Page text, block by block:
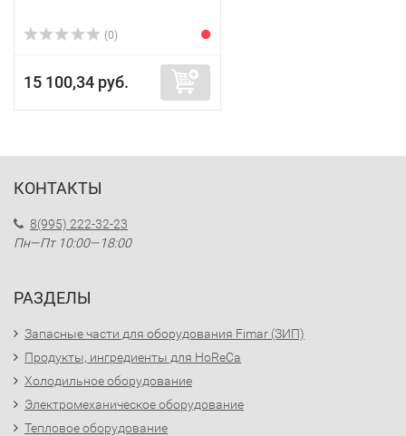
(0)
15 100,34 руб.
КОНТАКТЫ
8(995) 222-32-23
Пн—Пт 10:00—18:00
РАЗДЕЛЫ
Запасные части для оборудования Fimar (ЗИП)
Продукты, ингредиенты для HoReCa
Холодильное оборудование
Электромеханическое оборудование
Тепловое оборудование